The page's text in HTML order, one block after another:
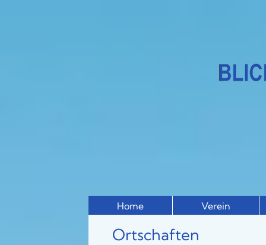
Home Verein
Ortschaften